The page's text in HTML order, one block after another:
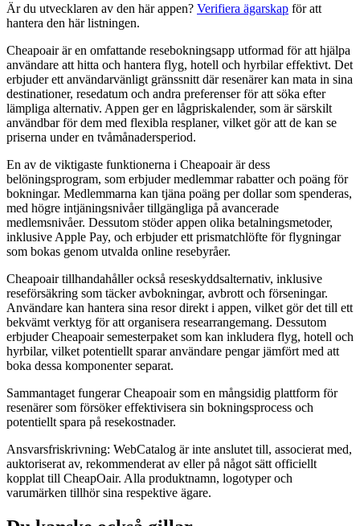
Är du utvecklaren av den här appen? Verifiera ägarskap för att
hantera den här listningen.
Cheapoair är en omfattande resebokningsapp utformad för att hjälpa
användare att hitta och hantera flyg, hotell och hyrbilar effektivt. Det
erbjuder ett användarvänligt gränssnitt där resenärer kan mata in sina
destinationer, resedatum och andra preferenser för att söka efter
lämpliga alternativ. Appen ger en lågpriskalender, som är särskilt
användbar för dem med flexibla resplaner, vilket gör att de kan se
priserna under en tvåmånadersperiod.
En av de viktigaste funktionerna i Cheapoair är dess
belöningsprogram, som erbjuder medlemmar rabatter och poäng för
bokningar. Medlemmarna kan tjäna poäng per dollar som spenderas,
med högre intjäningsnivåer tillgängliga på avancerade
medlemsnivåer. Dessutom stöder appen olika betalningsmetoder,
inklusive Apple Pay, och erbjuder ett prismatchlöfte för flygningar
som bokas genom utvalda online resebyråer.
Cheapoair tillhandahåller också reseskyddsalternativ, inklusive
reseförsäkring som täcker avbokningar, avbrott och förseningar.
Användare kan hantera sina resor direkt i appen, vilket gör det till ett
bekvämt verktyg för att organisera researrangemang. Dessutom
erbjuder Cheapoair semesterpaket som kan inkludera flyg, hotell och
hyrbilar, vilket potentiellt sparar användare pengar jämfört med att
boka dessa komponenter separat.
Sammantaget fungerar Cheapoair som en mångsidig plattform för
resenärer som försöker effektivisera sin bokningsprocess och
potentiellt spara på resekostnader.
Ansvarsfriskrivning: WebCatalog är inte anslutet till, associerat med,
auktoriserat av, rekommenderat av eller på något sätt officiellt
kopplat till CheapOair. Alla produktnamn, logotyper och
varumärken tillhör sina respektive ägare.